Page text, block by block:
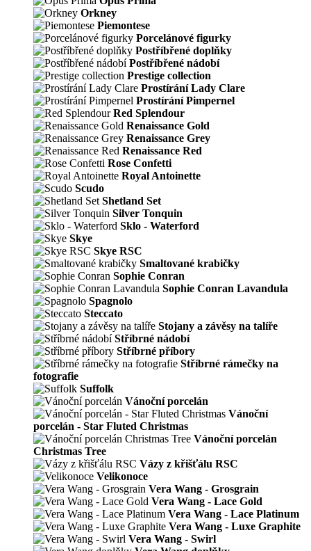
Orkney
Piemontese
Porcelánové figurky
Postříbřené doplňky
Postříbřené nádobí
Prestige collection
Prostírání Lady Clare
Prostírání Pimpernel
Red Splendour
Renaissance Gold
Renaissance Grey
Renaissance Red
Rose Confetti
Royal Antoinette
Scudo
Shetland Set
Silver Tonquin
Sklo - Waterford
Skye
Skye RSC
Smaltované krabičky
Sophie Conran
Sophie Conran Lavandula
Spagnolo
Steccato
Stojany a závěsy na talíře
Stříbrné nádobí
Stříbrné příbory
Stříbrné rámečky na
fotografie
Suffolk
Vánoční porcelán
Vánoční
porcelán - Star Fluted Christmas
Vánoční porcelán
Christmas Tree
Vázy z křišťálu RSC
Velikonoce
Vera Wang - Grosgrain
Vera Wang - Lace Gold
Vera Wang - Lace Platinum
Vera Wang - Luxe Graphite
Vera Wang - Swirl